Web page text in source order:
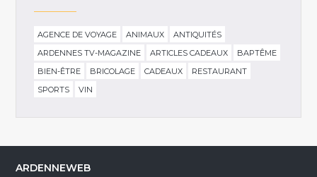
AGENCE DE VOYAGE ANIMAUX
ANTIQUITÉS
ARDENNES TV-MAGAZINE
ARTICLES CADEAUX
BAPTÊME
BIEN-ÊTRE
BRICOLAGE CADEAUX
RESTAURANT
SPORTS
VIN
ARDENNEWEB